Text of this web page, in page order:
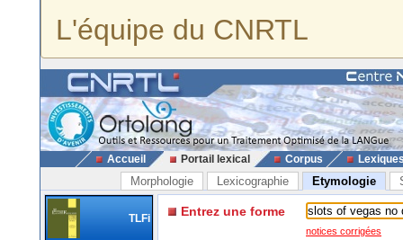
L'équipe du CNRTL
Accueil Portail lexical Corpus
Morphologie Lexicographie Etymologie
TLFi Entrez une forme
notices corrigées